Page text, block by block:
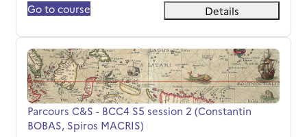
Go to course
Details
Parcours C&amp;S - BCC4 S5 session 2 (Constantin
Όνομα μαθήματος
Parcours C&S - BCC4 S5 session 2 (Constantin
BOBAS, Spiros MACRIS)